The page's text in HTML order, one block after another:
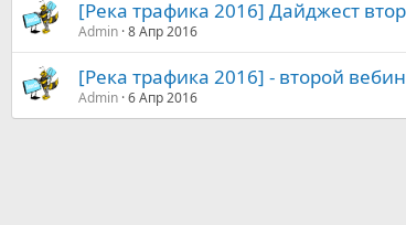
[Река трафика 2016] Дайджест
Admin 8 Апр 2016
[Река трафика 2016] - второй
Admin 6 Апр 2016